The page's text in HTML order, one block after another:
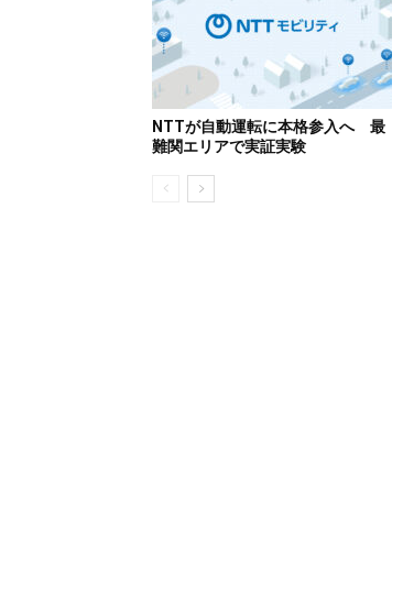
NTTが自動運転に本格参入へ 最
難関エリアで実証実験